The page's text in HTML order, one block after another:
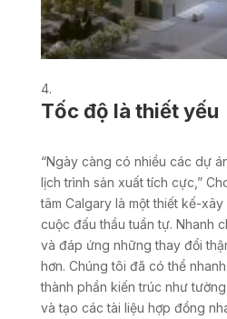
Tốc độ là thiết yếu
“Ngày càng có nhiều các dự
lịch trình sản xuất tích cực,”
tâm Calgary là một thiết kế-
cuộc đấu thầu tuần tự. Nhanh
và đáp ứng những thay đổi
hơn. Chúng tôi đã có thể
thành phần kiến trúc như
và tạo các tài liệu hợp đồng